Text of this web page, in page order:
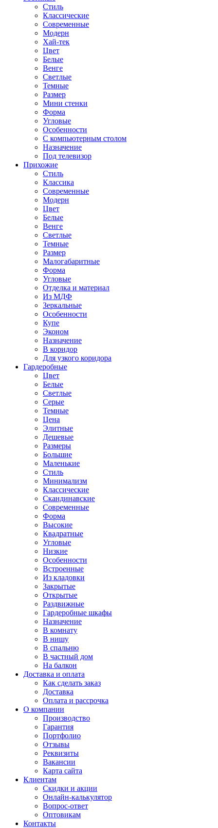
Стиль
Классические
Современные
Модерн
Хай-тек
Цвет
Белые
Венге
Светлые
Темные
Размер
Мини стенки
Форма
Угловые
Особенности
С компьютерным столом
Назначение
Под телевизор
Прихожие
Стиль
Классика
Современные
Модерн
Цвет
Белые
Венге
Светлые
Темные
Размер
Малогабаритные
Форма
Угловые
Отделка и материал
Из МДФ
Зеркальные
Особенности
Купе
Эконом
Назначение
В коридор
Для узкого коридора
Гардеробные
Цвет
Белые
Светлые
Серые
Темные
Цена
Элитные
Дешевые
Размеры
Большие
Маленькие
Стиль
Минимализм
Классические
Скандинавские
Современные
Форма
Высокие
Квадратные
Угловые
Низкие
Особенности
Встроенные
Из кладовки
Закрытые
Открытые
Раздвижные
Гардеробные шкафы
Назначение
В комнату
В нишу
В спальню
В частный дом
На балкон
Доставка и оплата
Как сделать заказ
Доставка
Оплата и рассрочка
О компании
Производство
Гарантия
Портфолио
Отзывы
Реквизиты
Вакансии
Карта сайта
Клиентам
Скидки и акции
Онлайн-калькулятор
Вопрос-ответ
Оптовикам
Контакты